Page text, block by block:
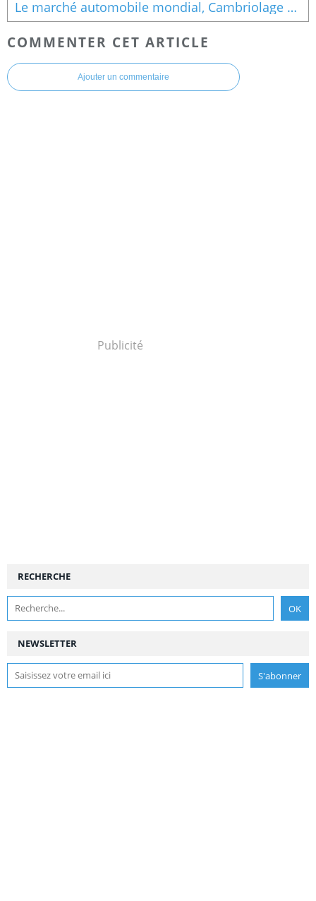
Le marché automobile mondial, Cambriolage en France, Investissement industriel
COMMENTER CET ARTICLE
Ajouter un commentaire
Publicité
NEWSLETTER
RECHERCHE